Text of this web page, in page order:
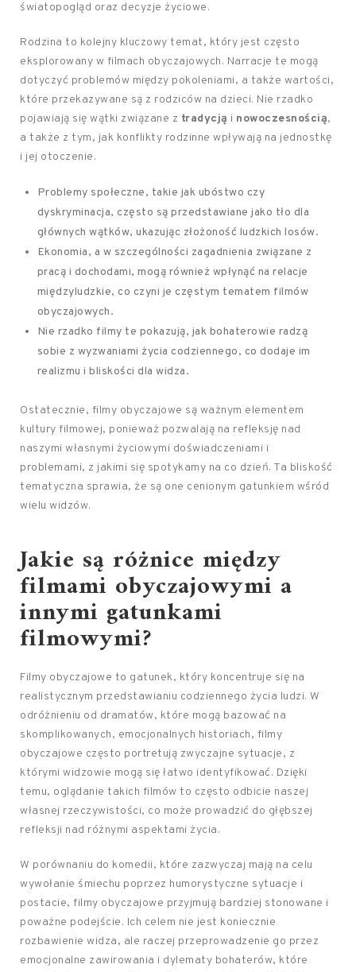
światopogląd oraz decyzje życiowe.
Rodzina to kolejny kluczowy temat, który jest często
eksplorowany w filmach obyczajowych. Narracje te mogą
dotyczyć problemów między pokoleniami, a także wartości,
które przekazywane są z rodziców na dzieci. Nie rzadko
pojawiają się wątki związane z tradycją i nowoczesnością,
a także z tym, jak konflikty rodzinne wpływają na jednostkę
i jej otoczenie.
Problemy społeczne, takie jak ubóstwo czy
dyskryminacja, często są przedstawiane jako tło dla
głównych wątków, ukazując złożoność ludzkich losów.
Ekonomia, a w szczególności zagadnienia związane z
pracą i dochodami, mogą również wpłynąć na relacje
międzyludzkie, co czyni je częstym tematem filmów
obyczajowych.
Nie rzadko filmy te pokazują, jak bohaterowie radzą
sobie z wyzwaniami życia codziennego, co dodaje im
realizmu i bliskości dla widza.
Ostatecznie, filmy obyczajowe są ważnym elementem
kultury filmowej, ponieważ pozwalają na refleksję nad
naszymi własnymi życiowymi doświadczeniami i
problemami, z jakimi się spotykamy na co dzień. Ta bliskość
tematyczna sprawia, że są one cenionym gatunkiem wśród
wielu widzów.
Jakie są różnice między
filmami obyczajowymi a
innymi gatunkami
filmowymi?
Filmy obyczajowe to gatunek, który koncentruje się na
realistycznym przedstawianiu codziennego życia ludzi. W
odróżnieniu od dramatów, które mogą bazować na
skomplikowanych, emocjonalnych historiach, filmy
obyczajowe często portretują zwyczajne sytuacje, z
którymi widzowie mogą się łatwo identyfikować. Dzięki
temu, oglądanie takich filmów to często odbicie naszej
własnej rzeczywistości, co może prowadzić do głębszej
refleksji nad różnymi aspektami życia.
W porównaniu do komedii, które zazwyczaj mają na celu
wywołanie śmiechu poprzez humorystyczne sytuacje i
postacie, filmy obyczajowe przyjmują bardziej stonowane i
poważne podejście. Ich celem nie jest koniecznie
rozbawienie widza, ale raczej przeprowadzenie go przez
emocjonalne zawirowania i dylematy bohaterów, które